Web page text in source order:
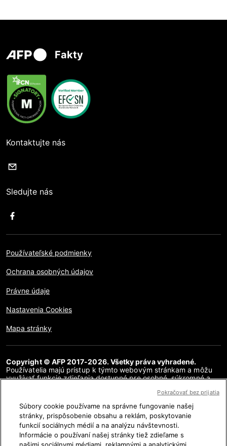
Fakty
Kontaktujte nás
Sledujte nás
Používateľské podmienky
Ochrana osobných údajov
Právne údaje
Nastavenia Cookies
Mapa stránky
Copyright © AFP 2017-2026. Všetky práva vyhradené.
Používatelia majú prístup k týmto webovým stránkam a môžu
využívať funkcie zdieľania dostupné pre osobné, súkromné a
reprodukcia, komunikácia pre verejnosť alebo distribúcia
obsahu tejto webovej stránky, či už v celku alebo čiastočne, na
akékoľvek iné účely a/alebo akýmkoľvek iným spôsobom, bez
osobitnej licenčnej zmluvy podpísanej s AFP, je prísne
zakázaná. Obsah zobrazený alebo zahrnutý prostredníctvom
hypertextových odkazov v článkoch AFP Fakty sa poskytuje v
rozsahu potrebnom na vysvetlenie overenia príslušných
Súbory cookie používame na správne fungovanie našej
stránky, prispôsobenie obsahu a reklám, poskytovanie
funkcií sociálnych médií a na analýzu návštevnosti.
Informácie o používaní našej stránky tiež zdieľame s
Pokračovať bez prijatia